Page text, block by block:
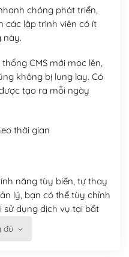
chóng phát triển,
các lập trình viên có ít
này.
CMS mới mọc lên,
không bị lung lay. Có
tạo ra mỗi ngày
thời gian
năng tùy biến, tự thay
lý, bạn có thể tùy chỉnh
dụng dịch vụ tại bất
đủ